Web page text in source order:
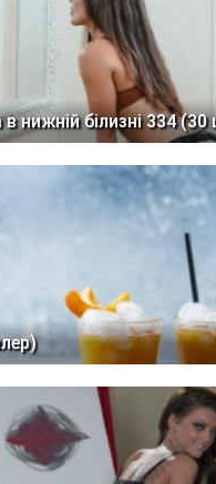
в нижній білизні 334